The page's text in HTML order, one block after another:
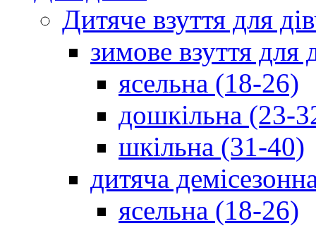
Дитяче взуття для
зимове взуття для
ясельна (18-26)
дошкільна (23-
шкільна (31-40)
дитяча
ясельна (18-26)